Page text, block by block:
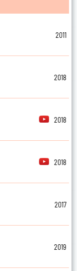
2011
2018
2018
2018
2017
2019